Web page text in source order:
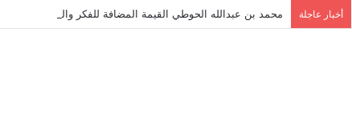
أخبار عاجلة محمد بن عبدالله الحوطي القيمة المضافة للفكر والثقافة والتاريخ !